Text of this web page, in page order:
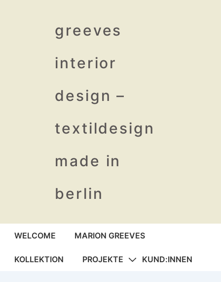
greeves
interior
design –
textildesign
made in
berlin
Hauptnavigation
WELCOME MARION GREEVES
KOLLEKTION PROJEKTE KUND:INNEN